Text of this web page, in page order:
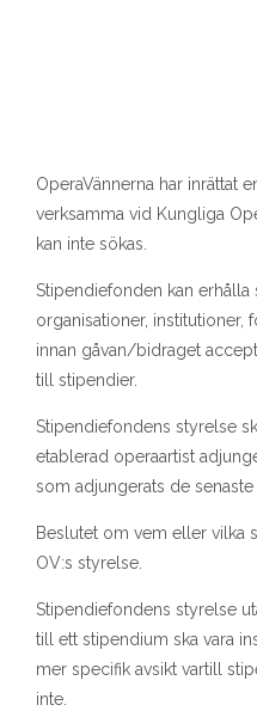
OperaVännerna har inrättat
verksamma vid Kungliga
kan inte sökas.
Stipendiefonden kan
organisationer, institutioner,
innan gåvan/bidraget
till stipendier.
Stipendiefondens styrelse
etablerad operaartist
som adjungerats de
Beslutet om vem eller vilka
OV:s styrelse.
Stipendiefondens styrelse
till ett stipendium ska vara
mer specifik avsikt vartill
inte.